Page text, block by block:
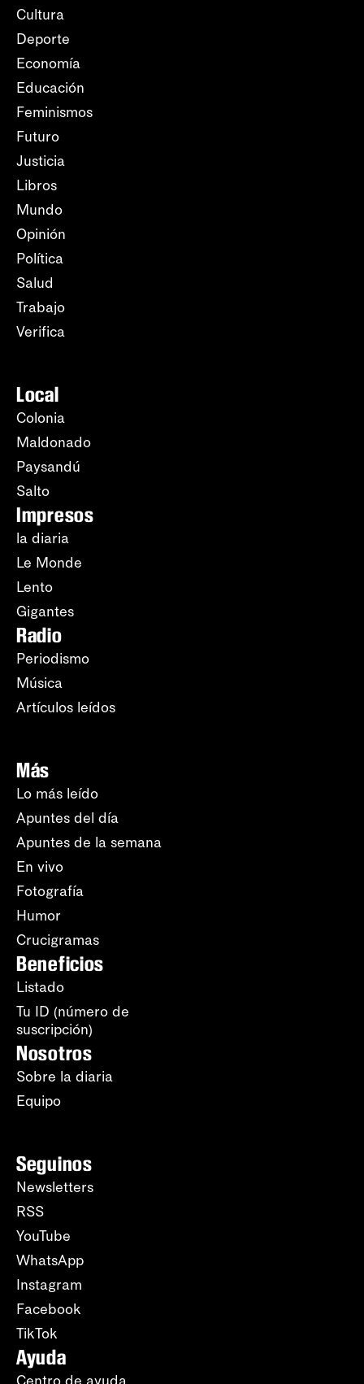
Cultura
Deporte
Economía
Educación
Feminismos
Futuro
Justicia
Libros
Mundo
Opinión
Política
Salud
Trabajo
Verifica
Local
Colonia
Maldonado
Paysandú
Salto
Impresos
la diaria
Le Monde
Lento
Gigantes
Radio
Periodismo
Música
Artículos leídos
Más
Lo más leído
Apuntes del día
Apuntes de la semana
En vivo
Fotografía
Humor
Crucigramas
Beneficios
Listado
Tu ID (número de
suscripción)
Nosotros
Sobre la diaria
Equipo
Seguinos
Newsletters
RSS
YouTube
WhatsApp
Instagram
Facebook
TikTok
Ayuda